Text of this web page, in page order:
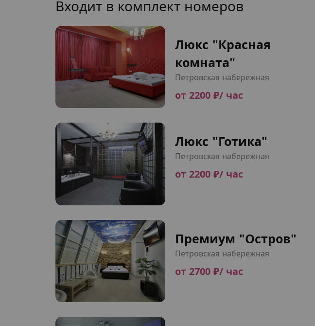
Входит в комплект номеров
Люкс "Красная
комната"
Петровская набережная
от 2200 ₽/ час
Люкс "Готика"
Петровская набережная
от 2200 ₽/ час
Премиум "Остров"
Петровская набережная
от 2700 ₽/ час